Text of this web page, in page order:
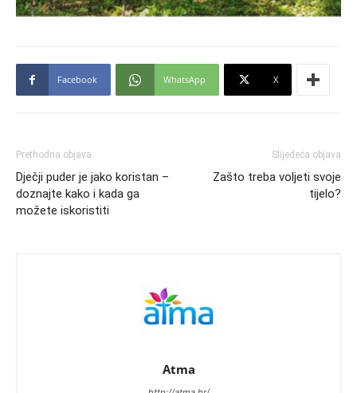
Facebook WhatsApp X
Prethodna objava
Dječji puder je jako koristan –
doznajte kako i kada ga
možete iskoristiti
Slijedeća objava
Zašto treba voljeti svoje
tijelo?
Atma